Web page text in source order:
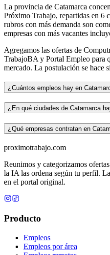
La provincia de Catamarca
Próximo Trabajo, repartidas en 6
rubros con más demanda son
empresas con más vacantes
Agregamos las ofertas de
TrabajoBA y Portal Empleo para
mercado. La postulación se hace
¿Cuántos empleos hay en
¿En qué ciudades de Catamarca
¿Qué empresas contratan en
proximotrabajo.com
Reunimos y categorizamos
la IA las ordena según tu perfil.
en el portal original.
Producto
Empleos
Empleos por área